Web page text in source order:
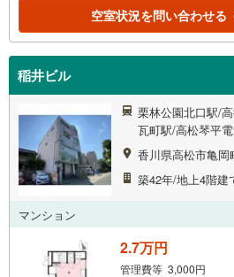
空室状況を問い合わせる
稲井ビル
栗林公園北口駅/
瓦町駅/高松琴平
香川県高松市亀岡
築42年/地上4階建
マンション
2.7万円
管理費等 3,000円